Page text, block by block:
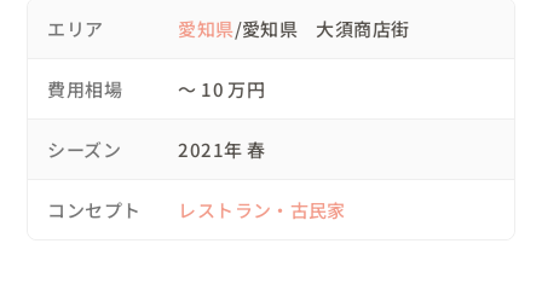
エリア 愛知県/愛知県 大須商店街
費用相場 〜 10 万円
シーズン 2021年 春
コンセプト レストラン・古民家